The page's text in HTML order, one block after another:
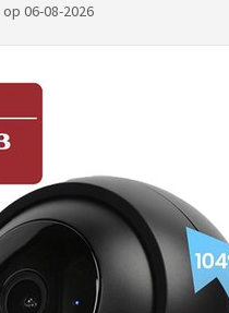
06-08-2026